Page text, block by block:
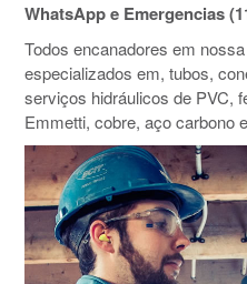
WhatsApp e Emergencias
Todos encanadores em
especializados em, tubos,
serviços hidráulicos de PVC,
Emmetti, cobre, aço carbono